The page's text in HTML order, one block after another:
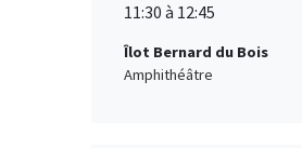
11:30 à 12:45
Îlot Bernard du Bois
Amphithéâtre